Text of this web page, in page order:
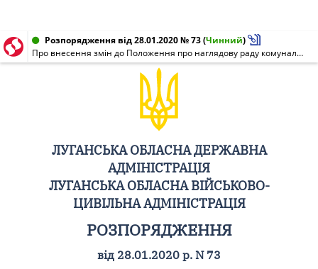
Розпорядження від 28.01.2020 № 73(Чинний)
Про внесення змін до Положення про наглядову раду комунального підприємства "Луганський обласний фонд підтримки індивідуального житлового будівництва на селі"
ЛУГАНСЬКА ОБЛАСНА ДЕРЖАВНА
АДМІНІСТРАЦІЯ
ЛУГАНСЬКА ОБЛАСНА ВІЙСЬКОВО-
ЦИВІЛЬНА АДМІНІСТРАЦІЯ
РОЗПОРЯДЖЕННЯ
від 28.01.2020 р. N 73